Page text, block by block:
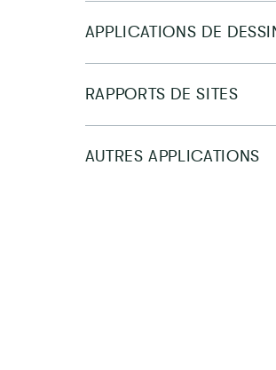
APPLICATIONS DE
RAPPORTS DE SITES
AUTRES APPLICATIONS